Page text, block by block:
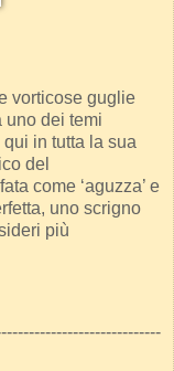
vorticose guglie
uno dei temi
in tutta la sua
del
come ‘aguzza’ e
uno scrigno
più